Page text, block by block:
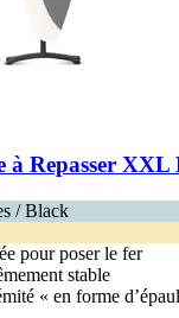
à Repasser
/ Black
pour poser le fer
stable
« en forme